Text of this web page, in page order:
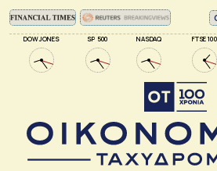
DOW JONES SP 500 NASDAQ FTSE 100